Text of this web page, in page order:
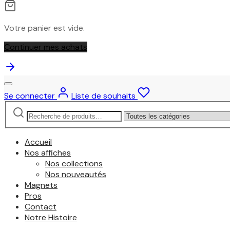
Votre panier est vide.
Continuer mes achats
Se connecter
Liste de souhaits
Recherche
pour :
Narrow
by
category:
Accueil
Nos affiches
Nos collections
Nos nouveautés
Magnets
Pros
Contact
Notre Histoire